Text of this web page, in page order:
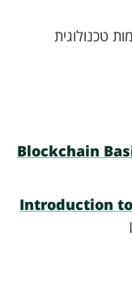
טכנולוגית
Blockchain
Introduction